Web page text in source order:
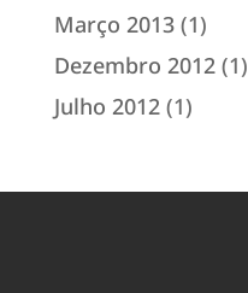
Março 2013(1)
Dezembro 2012(1)
Julho 2012(1)